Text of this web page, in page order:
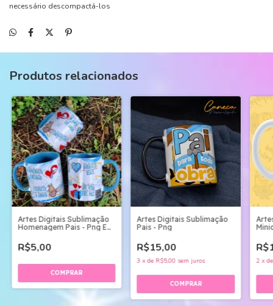
necessário descompactá-los
Produtos relacionados
Artes Digitais Sublimação
Homenagem Pais - Png E
R$5,00
Artes Digitais Sublimação
Pais - Png
R$15,00
3 xde R$5,00 sem juros 2 x